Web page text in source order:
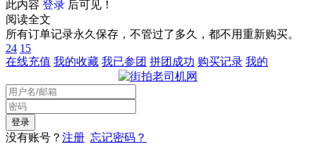
此内容 登录 后可见！
阅读全文
所有订单记录永久保存，不管过了多久，都不用重新购买。
24 15
在线充值 我的收藏 我已参团 拼团成功 购买记录 我的
没有账号？ 注册 忘记密码？